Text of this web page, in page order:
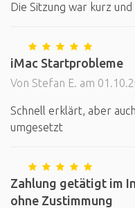
Die Sitzung war kurz
iMac Startprobleme
Von Stefan E. am
Schnell erklärt, aber
umgesetzt
Zahlung getätigt im
ohne Zustimmung